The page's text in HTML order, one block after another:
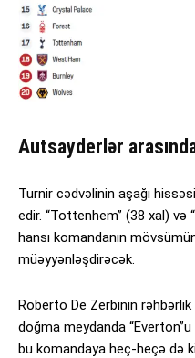
Autsayderlər
Turnir cədvəlinin aşağı
edir. “Tottenhem” (38 xal)
hansı komandanın
müəyyənləşdirəcək.
Roberto De Zerbinin
doğma meydanda
bu komandaya heç-heçə də